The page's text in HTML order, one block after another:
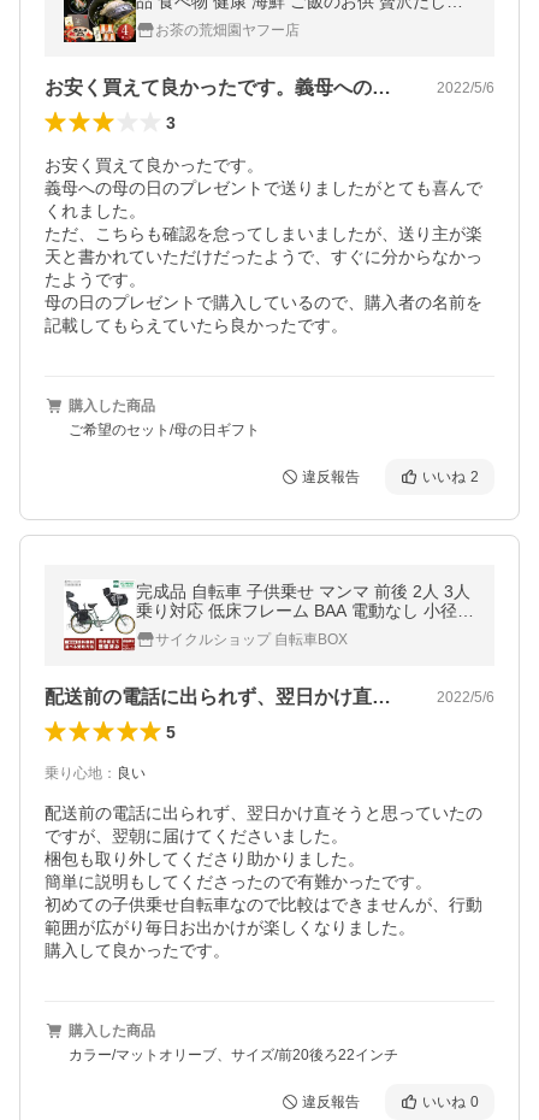
漬け4食箱入 ポイント利用 爆買 超PayPay祭
お茶の荒畑園ヤフー店
お安く買えて良かったです。義母への母の… 2022/5/6
3
お安く買えて良かったです。
義母への母の日のプレゼントで送りましたがとても喜んで
くれました。
ただ、こちらも確認を怠ってしまいましたが、送り主が楽
天と書かれていただけだったようで、すぐに分からなかっ
たようです。
母の日のプレゼントで購入しているので、購入者の名前を
記載してもらえていたら良かったです。
購入した商品
ご希望のセット/母の日ギフト
違反報告 いいね 2
完成品 自転車 子供乗せ マンマ 前後 2人 3人
乗り対応 低床フレーム BAA 電動なし 小径
おしゃれ ママチャリ mamma226 前20イン
チ 後22インチ 6段変速 爆買
サイクルショップ 自転車BOX
配送前の電話に出られず、翌日かけ直そう… 2022/5/6
5
乗り心地 ： 良い
配送前の電話に出られず、翌日かけ直そうと思っていたの
ですが、翌朝に届けてくださいました。
梱包も取り外してくださり助かりました。
簡単に説明もしてくださったので有難かったです。
初めての子供乗せ自転車なので比較はできませんが、行動
範囲が広がり毎日お出かけが楽しくなりました。
購入して良かったです。
購入した商品
カラー/マットオリーブ、サイズ/前20後ろ22インチ
違反報告 いいね 0